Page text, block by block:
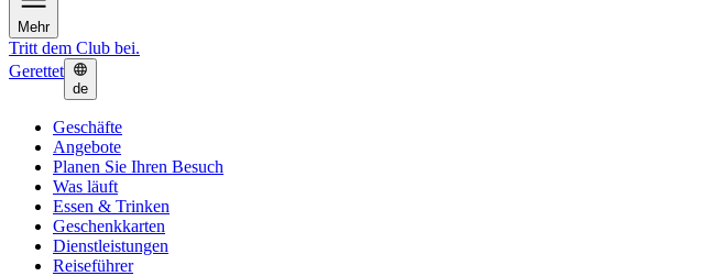
Mehr
Tritt dem Club bei.
Gerettet
de
Geschäfte
Angebote
Planen Sie Ihren Besuch
Was läuft
Essen & Trinken
Geschenkkarten
Dienstleistungen
Reiseführer